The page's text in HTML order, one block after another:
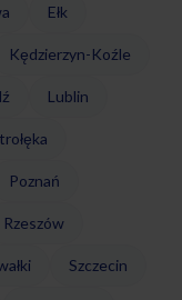
Ełk
Kędzierzyn-Koźle
Lublin
Poznań
Rzeszów
Szczecin